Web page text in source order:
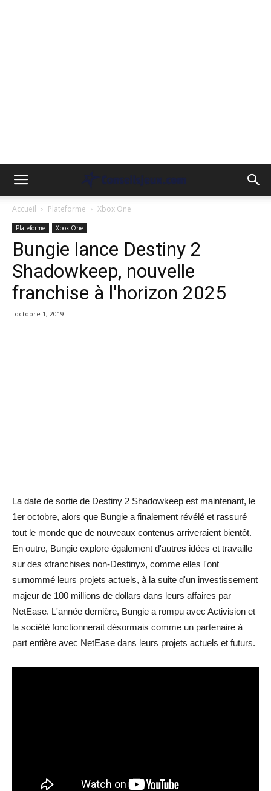
Accueil Plateforme Xbox One
Plateforme Xbox One
Bungie lance Destiny 2
Shadowkeep, nouvelle
franchise à l'horizon 2025
octobre 1, 2019
La date de sortie de Destiny 2 Shadowkeep est maintenant, le
1er octobre, alors que Bungie a finalement révélé et rassuré
tout le monde que de nouveaux contenus arriveraient bientôt.
En outre, Bungie explore également d'autres idées et travaille
sur des «franchises non-Destiny», comme elles l'ont
surnommé leurs projets actuels, à la suite d'un investissement
majeur de 100 millions de dollars dans leurs affaires par
NetEase. L'année dernière, Bungie a rompu avec Activision et
la société fonctionnerait désormais comme un partenaire à
part entière avec NetEase dans leurs projets actuels et futurs.